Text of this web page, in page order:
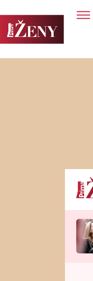
Horoskopy
HOROSKOP NA